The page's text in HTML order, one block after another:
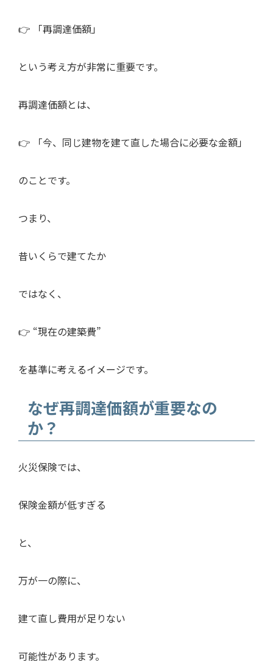
👉 「再調達価額」
という考え方が非常に重要です。
再調達価額とは、
👉 「今、同じ建物を建て直した場合に必要な金額」
のことです。
つまり、
昔いくらで建てたか
ではなく、
👉 “現在の建築費”
を基準に考えるイメージです。
なぜ再調達価額が重要なの
か？
火災保険では、
保険金額が低すぎる
と、
万が一の際に、
建て直し費用が足りない
可能性があります。